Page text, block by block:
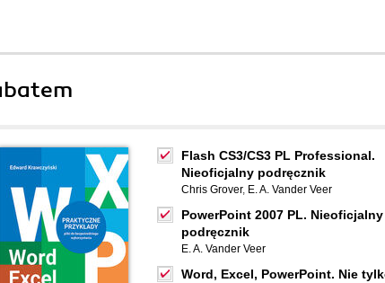
Flash CS3/CS3 PL Professional.
Nieoficjalny podręcznik
Chris Grover, E. A. Vander Veer
PowerPoint 2007 PL. Nieoficjalny
podręcznik
E. A. Vander Veer
Word, Excel, PowerPoint. Nie